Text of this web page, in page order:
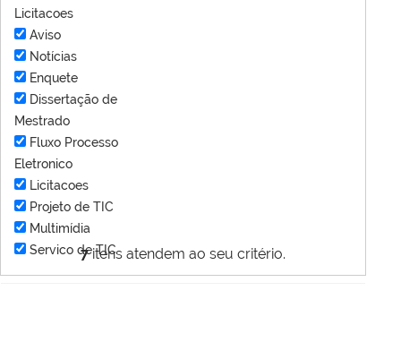
7itens atendem ao seu critério.
Licitacoes
Aviso
Notícias
Enquete
Dissertação de
Mestrado
Fluxo Processo
Eletronico
Licitacoes
Projeto de TIC
Multimídia
Servico de TIC